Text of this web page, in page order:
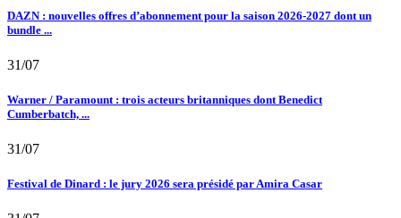
DAZN : nouvelles offres d’abonnement pour la saison 2026-2027 dont un
bundle ...
31/07
Warner / Paramount : trois acteurs britanniques dont Benedict
Cumberbatch, ...
31/07
Festival de Dinard : le jury 2026 sera présidé par Amira Casar